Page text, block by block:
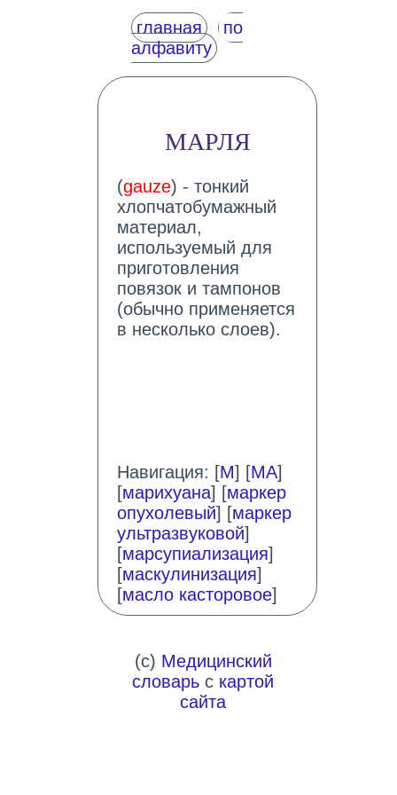
главная
по
алфавиту
МАРЛЯ
(gauze) - тонкий
хлопчатобумажный
материал,
используемый для
приготовления
повязок и тампонов
(обычно применяется
в несколько слоев).
Навигация: [М] [МА]
[марихуана] [маркер
опухолевый] [маркер
ультразвуковой]
[марсупиализация]
[маскулинизация]
[масло касторовое]
(c) Медицинский
словарь с картой
сайта